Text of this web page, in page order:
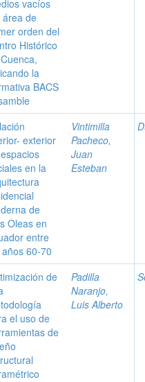
vacíos
área de
orden del
Histórico
la
BACS
exterior
en la
de
Oleas en
entre
años 60-70
Vintimilla
Pacheco,
Juan
Esteban
de
el uso de
de
Padilla
Naranjo,
Luis Alberto